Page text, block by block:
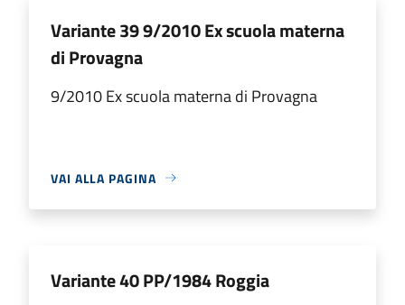
Variante 39 9/2010 Ex scuola materna
di Provagna
9/2010 Ex scuola materna di Provagna
VAI ALLA PAGINA
Variante 40 PP/1984 Roggia